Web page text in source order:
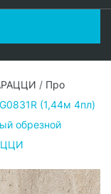
/ Про
(1,44м 4пл)
обрезной